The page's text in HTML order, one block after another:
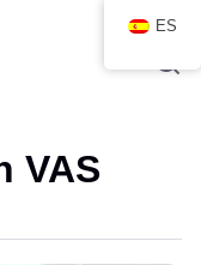
VAS
ES